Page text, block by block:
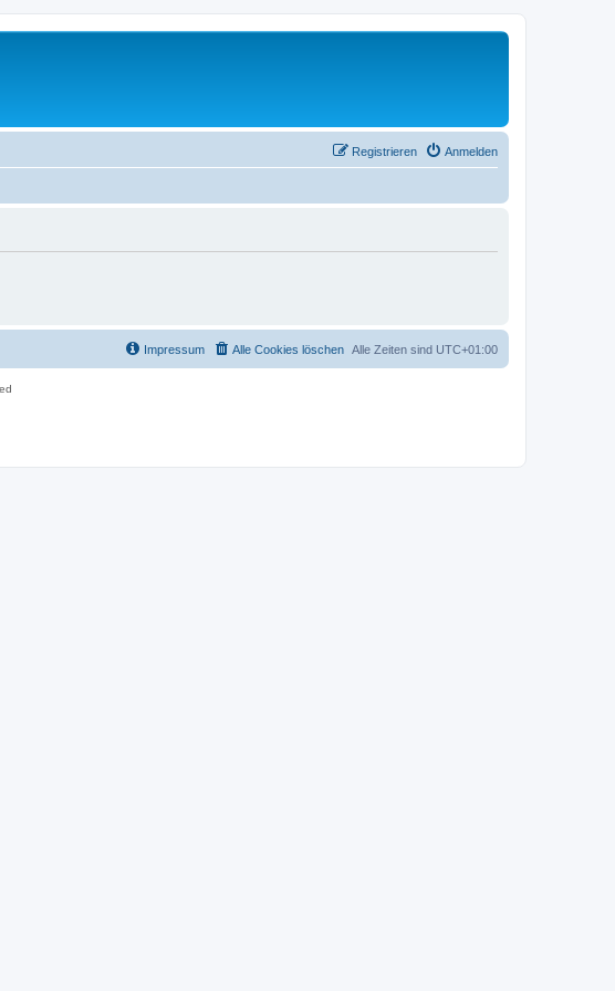
Anmelden
Registrieren
Alle Zeiten sind UTC+01:00
Alle Cookies löschen
Impressum